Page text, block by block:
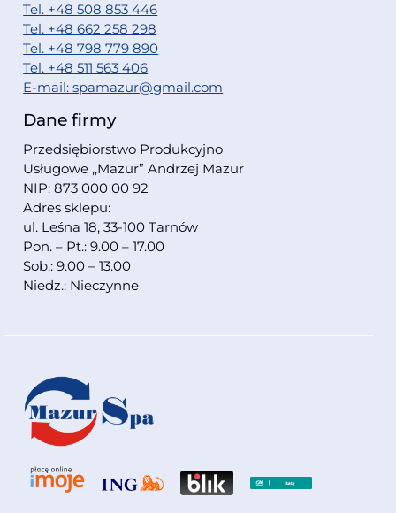
Tel. +48 508 853 446
Tel. +48 662 258 298
Tel. +48 798 779 890
Tel. +48 511 563 406
E-mail: spamazur@gmail.com
Dane firmy
Przedsiębiorstwo Produkcyjno
Usługowe ,,Mazur” Andrzej Mazur
NIP: 873 000 00 92
Adres sklepu:
ul. Leśna 18, 33-100 Tarnów
Pon. – Pt.: 9.00 – 17.00
Sob.: 9.00 – 13.00
Niedz.: Nieczynne